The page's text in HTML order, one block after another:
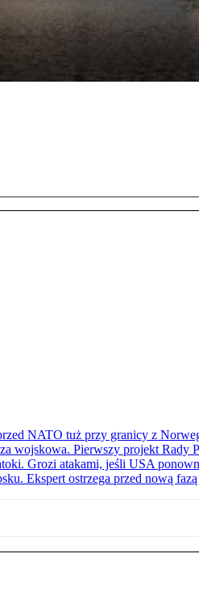
NATO tuż przy granicy z
wojskowa. Pierwszy projekt Rady
Grozi atakami, jeśli USA
Ekspert ostrzega przed nową